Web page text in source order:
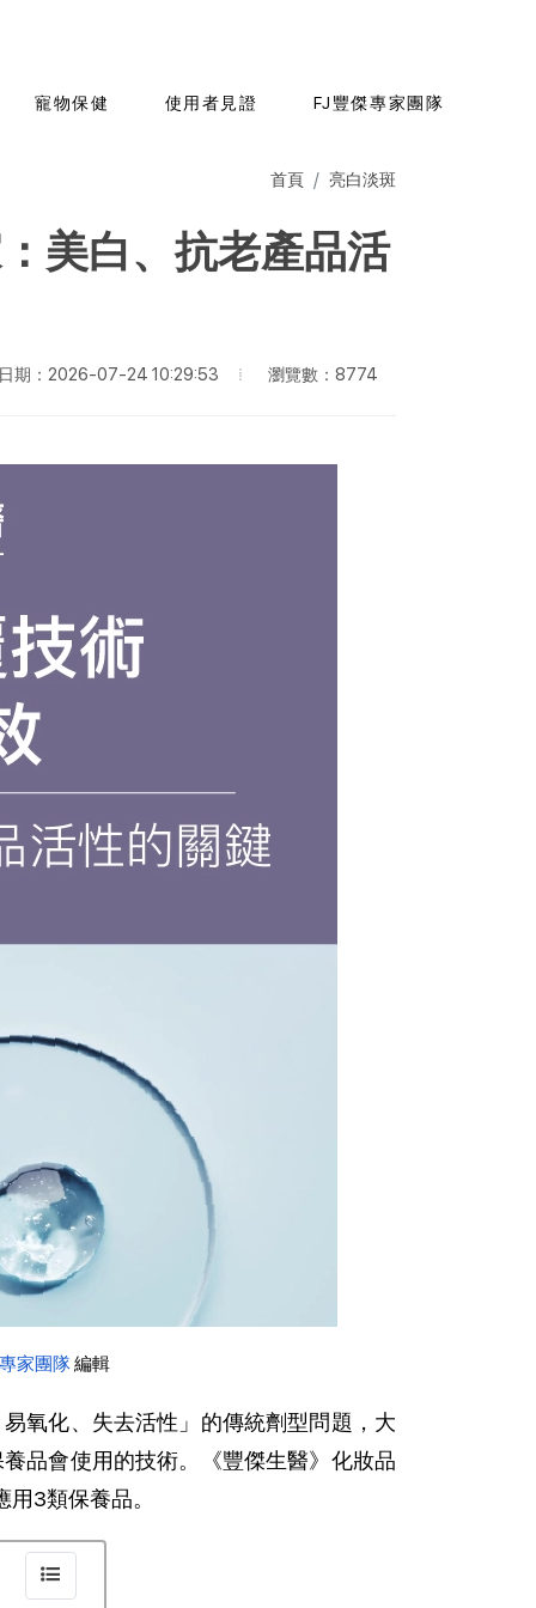
寵物保健 使用者見證 FJ豐傑專家團隊
首頁 亮白淡斑
美白、抗老產品活
期：2026-07-24 10:29:53 瀏覽數：8774
家團隊 編輯
氧化、失去活性」的傳統劑型問題，大
品會使用的技術。《豐傑生醫》化妝品
3類保養品。